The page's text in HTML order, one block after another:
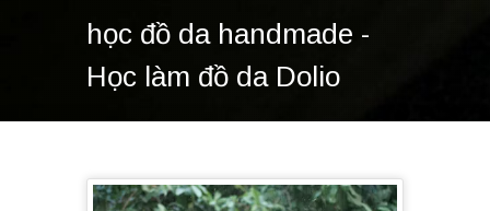
học đồ da handmade -
Học làm đồ da Dolio